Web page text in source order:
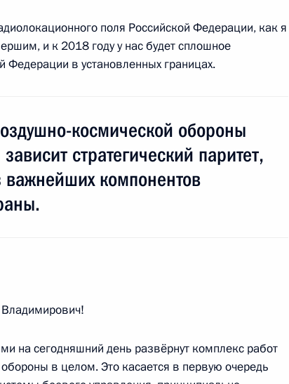
Совета сотрудничества
Турцией
высшего уровня между Россией
поля Российской Федерации, как я
и к 2018 году у нас будет сплошное
Федерации в установленных границах.
космической обороны
стратегический паритет,
компонентов
на сегодняшний день развёрнут комплекс работ
в целом. Это касается в первую очередь